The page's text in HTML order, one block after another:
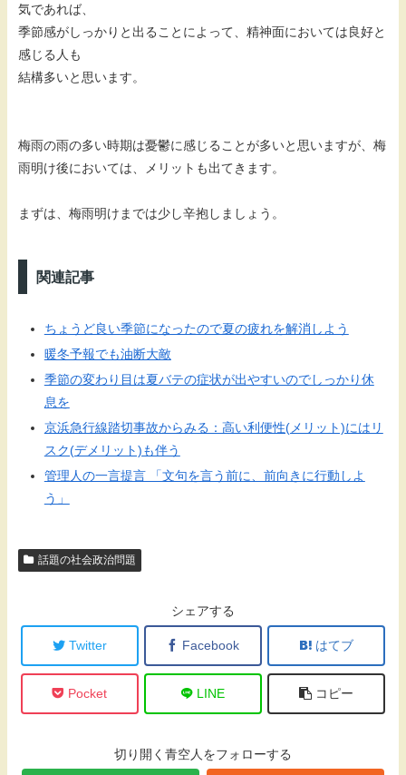
気であれば、
季節感がしっかりと出ることによって、精神面においては良好と
感じる人も
結構多いと思います。
梅雨の雨の多い時期は憂鬱に感じることが多いと思いますが、梅
雨明け後においては、メリットも出てきます。
まずは、梅雨明けまでは少し辛抱しましょう。
関連記事
ちょうど良い季節になったので夏の疲れを解消しよう
暖冬予報でも油断大敵
季節の変わり目は夏バテの症状が出やすいのでしっかり休
息を
京浜急行線踏切事故からみる：高い利便性(メリット)にはリ
スク(デメリット)も伴う
管理人の一言提言 「文句を言う前に、前向きに行動しよ
う」
話題の社会政治問題
シェアする
Twitter Facebook はてブ
Pocket LINE コピー
切り開く青空人をフォローする